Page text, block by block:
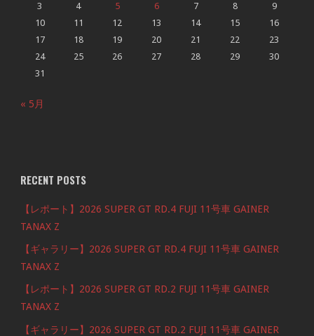
3
4 5 6 7 8
9
10
11 12 13 14 15
16
17
18 19 20 21 22
23
24
25 26 27 28 29
30
31
« 5月
RECENT POSTS
【レポート】2026 SUPER GT RD.4 FUJI 11号車 GAINER
TANAX Z
【ギャラリー】2026 SUPER GT RD.4 FUJI 11号車 GAINER
TANAX Z
【レポート】2026 SUPER GT RD.2 FUJI 11号車 GAINER
TANAX Z
【ギャラリー】2026 SUPER GT RD.2 FUJI 11号車 GAINER